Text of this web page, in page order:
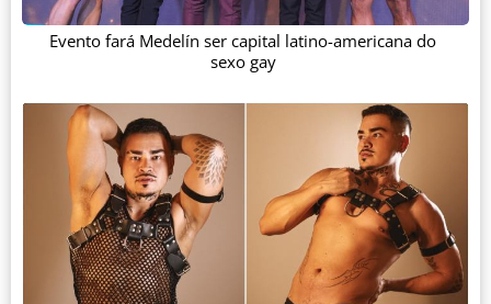
Evento fará Medelín ser capital latino-americana do
sexo gay